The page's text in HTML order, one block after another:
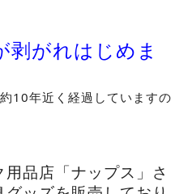
剥がれはじめま
10年近く経過していますの
品店「ナップス」さ